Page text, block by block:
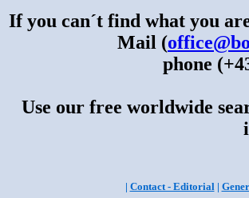
If you can´t find what you
Mail (
phone
Use our free worldwide
| Contact - Editorial|